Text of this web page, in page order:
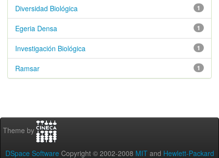
1
Diversidad Biológica
1
Egeria Densa
1
Investigación Biológica
1
Ramsar
Theme by
DSpace Software Copyright © 2002-2008 MIT and Hewlett-Packard